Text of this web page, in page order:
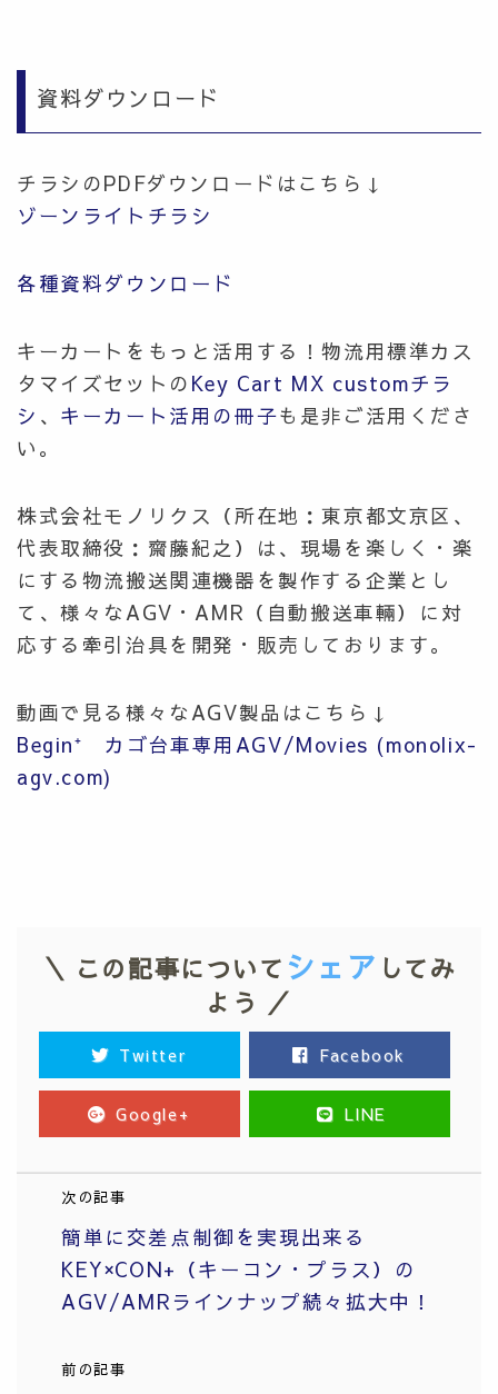
資料ダウンロード
チラシのPDFダウンロードはこちら↓
ゾーンライトチラシ
各種資料ダウンロード
キーカートをもっと活用する！物流用標準カス
タマイズセットの Key Cart MX customチラ
シ 、 キーカート活用の冊子も是非ご活用くださ
い。
株式会社モノリクス（所在地：東京都文京区、
代表取締役：齋藤紀之）は、現場を楽しく・楽
にする物流搬送関連機器を製作する企業とし
て、様々なAGV・AMR（自動搬送車輛）に対
応する牽引治具を開発・販売しております。
動画で見る様々なAGV製品はこちら↓
Begin⁺ カゴ台車専用AGV/Movies (monolix-
agv.com)
＼ この記事について シェア してみ
よう ／
Twitter Facebook
Google+ LINE
次の記事
簡単に交差点制御を実現出来る
KEY×CON+（キーコン・プラス）の
AGV/AMRラインナップ続々拡大中！
前の記事